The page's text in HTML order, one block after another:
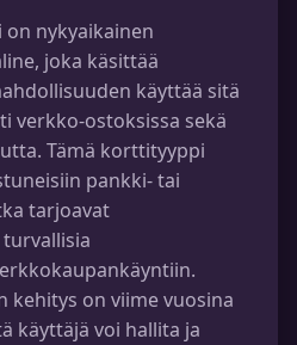
nykyaikainen
joka käsittää
käyttää sitä
verkko-ostoksissa sekä
Tämä korttityyppi
pankki- tai
tarjoavat
on viime vuosina
käyttäjä voi hallita ja